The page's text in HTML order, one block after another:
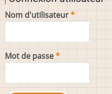
Nom d'utilisateur
Mot de passe